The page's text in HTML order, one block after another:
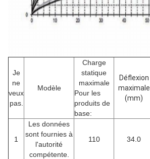
Je
ne
veux
pas.
Modèle
Charge
statique
maximale
Pour les
produits de
base:
Déflexion
maximale
(mm)
1
Les données
sont fournies à
l'autorité
compétente.
110 34.0